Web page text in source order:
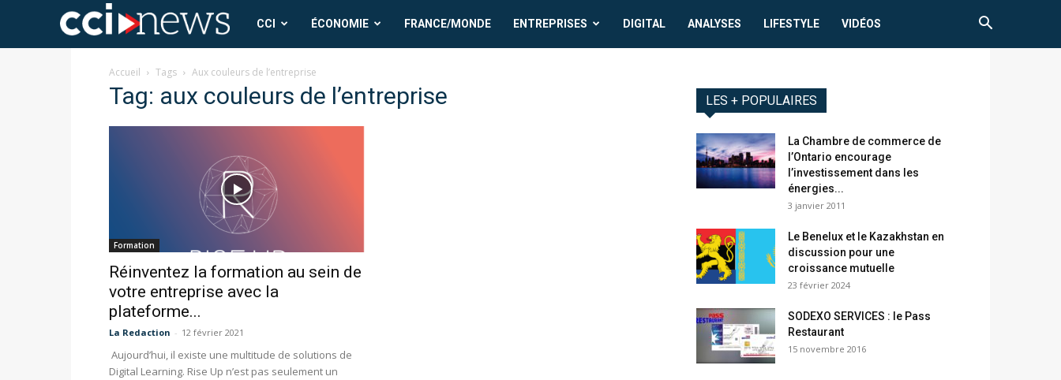
CCI
News
CCI ÉCONOMIE FRANCE/MONDE ENTREPRISES DIGITAL ANALYSES LIFESTYLE VIDÉOS
Accueil Tags Aux couleurs de l’entreprise
Tag: aux couleurs de l’entreprise
Formation
Réinventez la formation au sein de
votre entreprise avec la
plateforme...
La Redaction - 12 février 2021
Aujourd’hui, il existe une multitude de solutions de
Digital Learning. Rise Up n’est pas seulement un
LES + POPULAIRES
La Chambre de commerce de
l’Ontario encourage
l’investissement dans les
énergies...
3 janvier 2011
Le Benelux et le Kazakhstan en
discussion pour une
croissance mutuelle
23 février 2024
SODEXO SERVICES : le Pass
Restaurant
15 novembre 2016